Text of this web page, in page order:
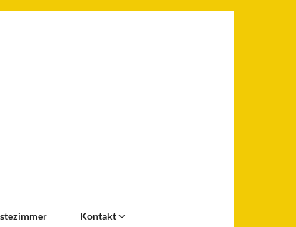
Kontakt